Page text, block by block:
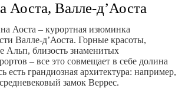
Аоста, Валле-д’Аоста
Аоста – курортная изюминка
Валле-д’Аоста. Горные красоты,
Альп, близость знаменитых
– все это совмещает в себе долина
есть грандиозная архитектура: например,
замок Веррес.